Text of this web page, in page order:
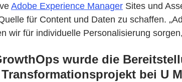
Adobe Experience Manager Sites und
für Content und Daten zu schaffen.
wir für individuelle Personalisierung
wurde die
bei U